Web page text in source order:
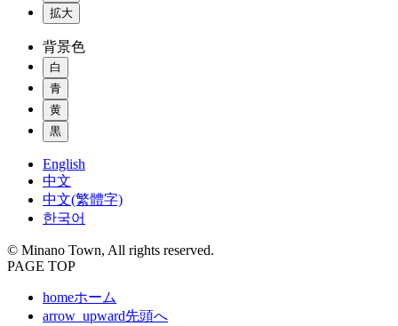
拡大
背景色
白
青
黄
黒
English
中文
中文(繁體字)
한국어
© Minano Town, All rights reserved.
PAGE TOP
homeホーム
arrow_upward先頭へ